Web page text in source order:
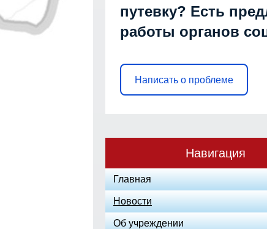
путевку? Есть
работы органов
Написать о проблеме
Навигация
Главная
Новости
Об учреждении